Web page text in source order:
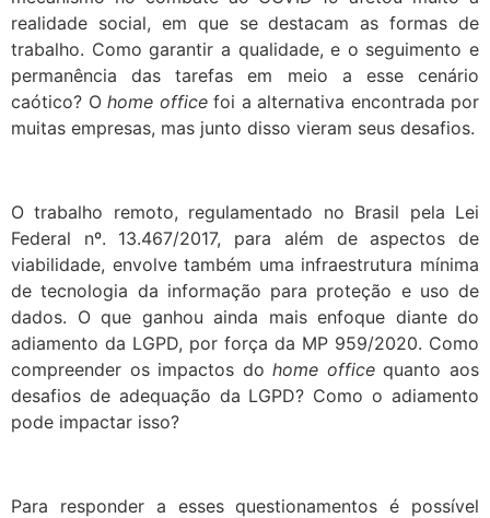
realidade social, em que se destacam as formas de
trabalho. Como garantir a qualidade, e o seguimento e
permanência das tarefas em meio a esse cenário
caótico? O home officefoi a alternativa encontrada por
muitas empresas, mas junto disso vieram seus desafios.
O trabalho remoto, regulamentado no Brasil pela Lei
Federal nº. 13.467/2017, para além de aspectos de
viabilidade, envolve também uma infraestrutura mínima
de tecnologia da informação para proteção e uso de
dados. O que ganhou ainda mais enfoque diante do
adiamento da LGPD, por força da MP 959/2020. Como
compreender os impactos dohome officequanto aos
desafios de adequação da LGPD? Como o adiamento
pode impactar isso?
Para responder a esses questionamentos é possível